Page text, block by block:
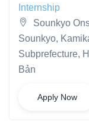
Internship
Sounkyo
Sounkyo,
Subprefecture,
Bản
Apply Now